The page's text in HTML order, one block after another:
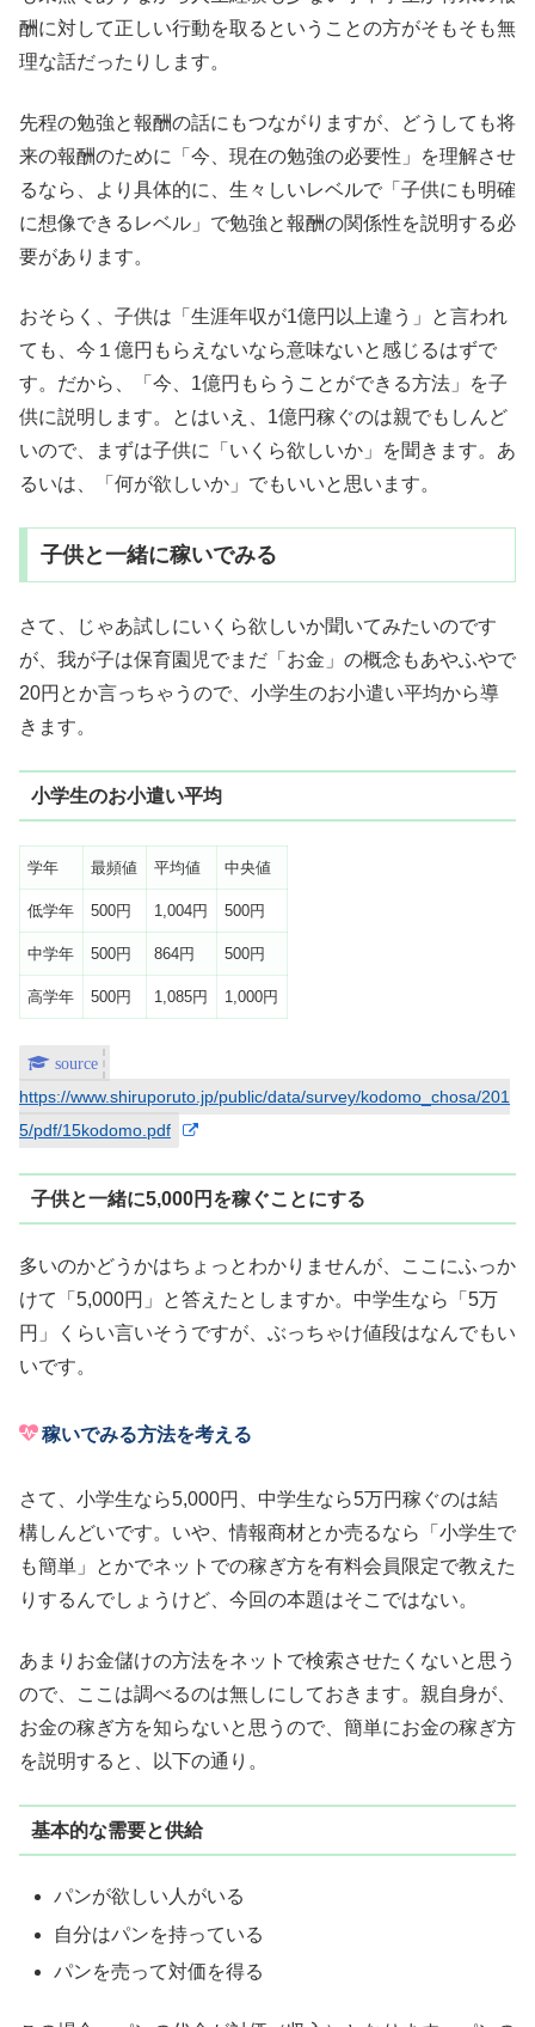
酬に対して正しい行動を取るということの方がそもそも無
理な話だったりします。
先程の勉強と報酬の話にもつながりますが、どうしても将
来の報酬のために「今、現在の勉強の必要性」を理解させ
るなら、より具体的に、生々しいレベルで「子供にも明確
に想像できるレベル」で勉強と報酬の関係性を説明する必
要があります。
おそらく、子供は「生涯年収が1億円以上違う」と言われ
ても、今１億円もらえないなら意味ないと感じるはずで
す。だから、「今、1億円もらうことができる方法」を子
供に説明します。とはいえ、1億円稼ぐのは親でもしんど
いので、まずは子供に「いくら欲しいか」を聞きます。あ
るいは、「何が欲しいか」でもいいと思います。
子供と一緒に稼いでみる
さて、じゃあ試しにいくら欲しいか聞いてみたいのです
が、我が子は保育園児でまだ「お金」の概念もあやふやで
20円とか言っちゃうので、小学生のお小遣い平均から導
きます。
小学生のお小遣い平均
学年 最頻値 平均値 中央値
低学年 500円 1,004円 500円
中学年 500円 864円 500円
高学年 500円 1,085円 1,000円
https://www.shiruporuto.jp/public/data/survey/kodomo_chosa/201
5/pdf/15kodomo.pdf
子供と一緒に5,000円を稼ぐことにする
多いのかどうかはちょっとわかりませんが、ここにふっか
けて「5,000円」と答えたとしますか。中学生なら「5万
円」くらい言いそうですが、ぶっちゃけ値段はなんでもい
いです。
稼いでみる方法を考える
さて、小学生なら5,000円、中学生なら5万円稼ぐのは結
構しんどいです。いや、情報商材とか売るなら「小学生で
も簡単」とかでネットでの稼ぎ方を有料会員限定で教えた
りするんでしょうけど、今回の本題はそこではない。
あまりお金儲けの方法をネットで検索させたくないと思う
ので、ここは調べるのは無しにしておきます。親自身が、
お金の稼ぎ方を知らないと思うので、簡単にお金の稼ぎ方
を説明すると、以下の通り。
基本的な需要と供給
パンが欲しい人がいる
自分はパンを持っている
パンを売って対価を得る